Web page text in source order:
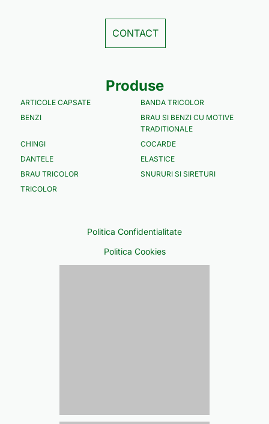
CONTACT
Produse
ARTICOLE CAPSATE
BANDA TRICOLOR
BENZI
BRAU SI BENZI CU MOTIVE
TRADITIONALE
CHINGI
COCARDE
DANTELE
ELASTICE
BRAU TRICOLOR
SNURURI SI SIRETURI
TRICOLOR
Politica Confidentialitate
Politica Cookies